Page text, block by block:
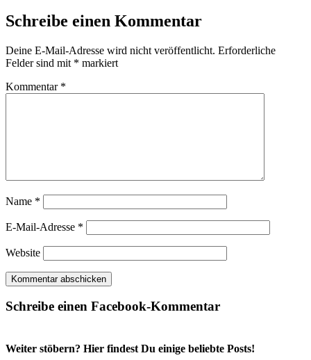
Schreibe einen Kommentar
Deine E-Mail-Adresse wird nicht veröffentlicht. Erforderliche
Felder sind mit * markiert
Kommentar *
Name *
E-Mail-Adresse *
Website
Schreibe einen Facebook-Kommentar
Weiter stöbern? Hier findest Du einige beliebte Posts!